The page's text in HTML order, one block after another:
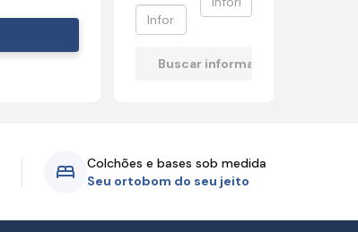
Colchões e bases sob medida
Seu ortobom do seu jeito